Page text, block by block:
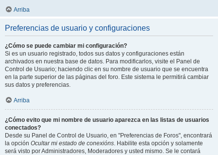
Arriba
Preferencias de usuario y configuraciones
¿Cómo se puede cambiar mi configuración?
Si es un usuario registrado, todos sus datos y configuraciones están
archivados en nuestra base de datos. Para modificarlos, visite el Panel de
Control de Usuario; haciendo clic en su nombre de usuario que se encuentra
en la parte superior de las páginas del foro. Este sistema le permitirá cambiar
sus datos y preferencias.
Arriba
¿Cómo evito que mi nombre de usuario aparezca en las listas de usuarios
conectados?
Desde su Panel de Control de Usuario, en "Preferencias de Foros", encontrará
la opción Ocultar mi estado de conexións. Habilite esta opción y solamente
será visto por Administradores, Moderadores y usted mismo. Se le contará